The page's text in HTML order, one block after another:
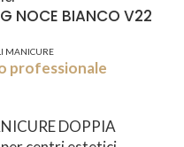
NOCE BIANCO V22
MANICURE
professionale